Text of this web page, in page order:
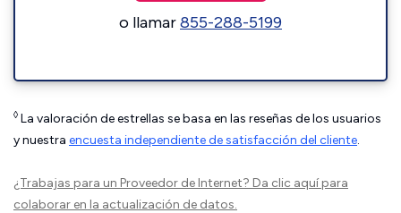
o llamar855-288-5199
◊ La valoración de estrellas se basa en las reseñas de los usuarios
y nuestra encuesta independiente de satisfacción del cliente.
¿Trabajas para un Proveedor de Internet? Da clic aquípara
colaborar en la actualización de datos.